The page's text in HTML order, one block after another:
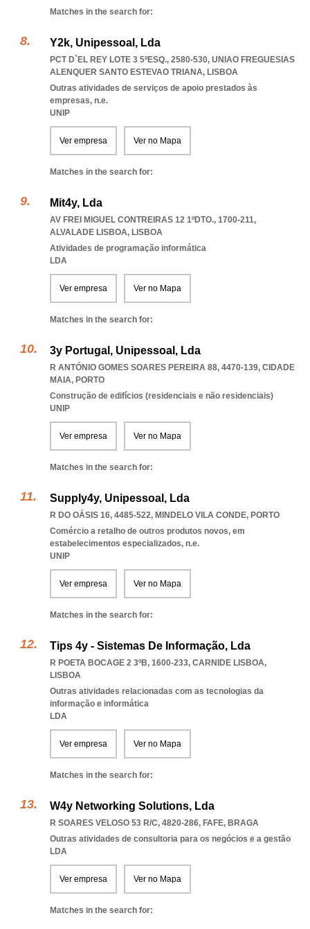
Matches in the search for:
Y2k, Unipessoal, Lda
PCT D`EL REY LOTE 3 5ºESQ., 2580-530, UNIAO FREGUESIAS
ALENQUER SANTO ESTEVAO TRIANA, LISBOA
Outras atividades de serviços de apoio prestados às
empresas, n.e.
UNIP
Ver empresa Ver no Mapa
Matches in the search for:
Mit4y, Lda
AV FREI MIGUEL CONTREIRAS 12 1ºDTO., 1700-211,
ALVALADE LISBOA, LISBOA
Atividades de programação informática
LDA
Ver empresa Ver no Mapa
Matches in the search for:
3y Portugal, Unipessoal, Lda
R ANTÓNIO GOMES SOARES PEREIRA 88, 4470-139, CIDADE
MAIA, PORTO
Construção de edifícios (residenciais e não residenciais)
UNIP
Ver empresa Ver no Mapa
Matches in the search for:
Supply4y, Unipessoal, Lda
R DO OÁSIS 16, 4485-522, MINDELO VILA CONDE, PORTO
Comércio a retalho de outros produtos novos, em
estabelecimentos especializados, n.e.
UNIP
Ver empresa Ver no Mapa
Matches in the search for:
Tips 4y - Sistemas De Informação, Lda
R POETA BOCAGE 2 3ºB, 1600-233, CARNIDE LISBOA,
LISBOA
Outras atividades relacionadas com as tecnologias da
informação e informática
LDA
Ver empresa Ver no Mapa
Matches in the search for:
W4y Networking Solutions, Lda
R SOARES VELOSO 53 R/C, 4820-286, FAFE, BRAGA
Outras atividades de consultoria para os negócios e a gestão
LDA
Ver empresa Ver no Mapa
Matches in the search for: